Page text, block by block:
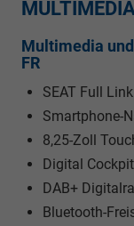
Multimedia
FR
SEAT Full
Smartphone-
8,25-Zoll
Digital
DAB+
Bluetooth-